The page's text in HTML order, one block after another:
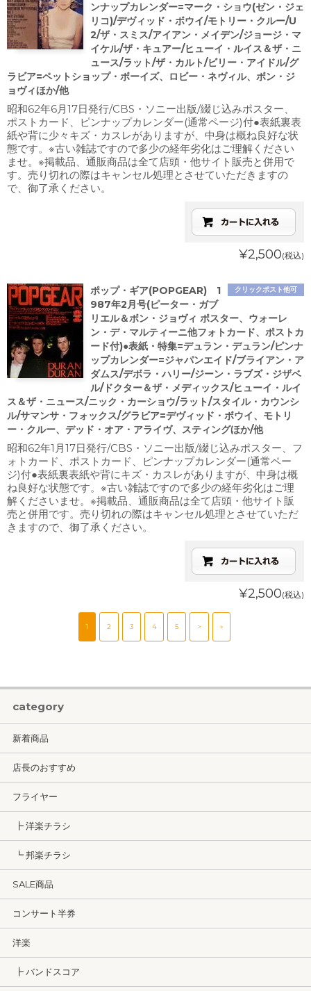
ンナップカレンダー=マーク・ショウ(ゼン・ジェ
リコ)/デヴィッド・ボウイ/モトリー・クルー/U
2/ザ・スミス/アイアン・メイデン/ジョージ・マ
イケル/ザ・キュアー/ヒューイ・ルイス＆ザ・ニ
ュース/ラット/ザ・カルト/ビリー・アイドル/グ
ラビア=ペットショップ・ボーイズ、ロビー・ネヴィル、ボン・ジ
ョヴィほか/他
昭和62年6月17日発行/CBS・ソニー出版/綴じ込みポスター、
ポストカード、ピンナップカレンダー(通常ページ)付●表紙裏表
紙や背に少々キズ・カスレがありますが、中身は概ね良好な状
態です。※古い雑誌ですので多少の経年劣化はご理解ください
ませ。※掲載品、通販商品は全て店頭・他サイト販売と併用で
す。売り切れの際はキャンセル処理とさせていただきますの
で、御了承ください。
¥2,500(税込)
クリックポスト他可
ポップ・ギア(POPGEAR) 1
987年2月号(ピーター・ガブ
リエル＆ボン・ジョヴィ ポスター、ウォーレ
ン・デ・マルティーニ他フォトカード、ポストカ
ード付)●表紙・特集=デュラン・デュラン/ピンナ
ップカレンダー=ジャパンエイド/ブライアン・ア
ダムス/デボラ・ハリー/ジーン・ラブズ・ジザベ
ル/ドクター＆ザ・メディックス/ヒューイ・ルイ
ス＆ザ・ニュース/ニック・カーショウ/ラット/スタイル・カウンシ
ル/サマンサ・フォックス/グラビア=デヴィッド・ボウイ、モトリ
ー・クルー、デッド・オア・アライヴ、スティングほか/他
昭和62年1月17日発行/CBS・ソニー出版/綴じ込みポスター、フ
ォトカード、ポストカード、ピンナップカレンダー(通常ペー
ジ)付●表紙裏表紙や背にキズ・カスレがありますが、中身は概
ね良好な状態です。※古い雑誌ですので多少の経年劣化はご理
解くださいませ。※掲載品、通販商品は全て店頭・他サイト販
売と併用です。売り切れの際はキャンセル処理とさせていただ
きますので、御了承ください。
¥2,500(税込)
1 2 3 4 5 > »
category
新着商品
店長のおすすめ
フライヤー
┣ 洋楽チラシ
┗ 邦楽チラシ
SALE商品
コンサート半券
洋楽
┣ バンドスコア